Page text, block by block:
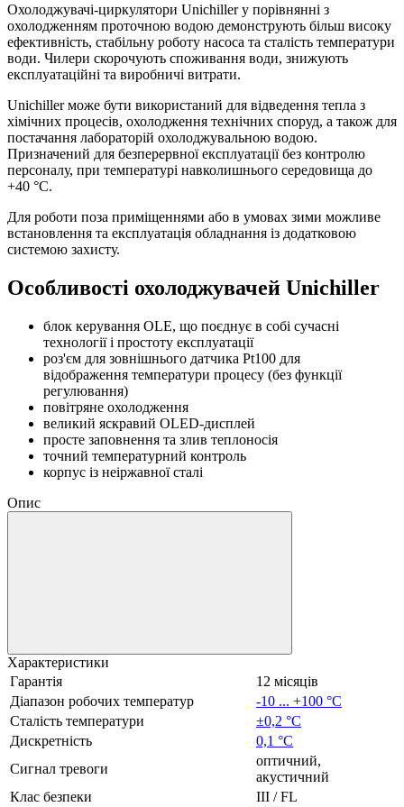
Охолоджувачі-циркулятори Unichiller у порівнянні з
охолодженням проточною водою демонструють більш високу
ефективність, стабільну роботу насоса та сталість температури
води. Чилери скорочують споживання води, знижують
експлуатаційні та виробничі витрати.
Unichiller може бути використаний для відведення тепла з
хімічних процесів, охолодження технічних споруд, а також для
постачання лабораторій охолоджувальною водою.
Призначений для безперервної експлуатації без контролю
персоналу, при температурі навколишнього середовища до
+40 °C.
Для роботи поза приміщеннями або в умовах зими можливе
встановлення та експлуатація обладнання із додатковою
системою захисту.
Особливості охолоджувачей Unichiller
блок керування OLE, що поєднує в собі сучасні
технології і простоту експлуатації
роз'єм для зовнішнього датчика Pt100 для
відображення температури процесу (без функції
регулювання)
повітряне охолодження
великий яскравий OLED-дисплей
просте заповнення та злив теплоносія
точний температурний контроль
корпус із неіржавної сталі
Опис
Характеристики
Гарантія
12 місяців
Діапазон робочих температур
-10 ... +100 °C
Сталість температури
±0,2 °C
Дискретність
0,1 °C
Сигнал тревоги
оптичний,
акустичний
Клас безпеки
III / FL